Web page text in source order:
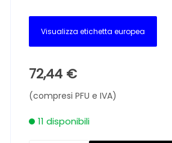
Visualizza etichetta europea
72,44 €
(compresi PFU e IVA)
11 disponibili